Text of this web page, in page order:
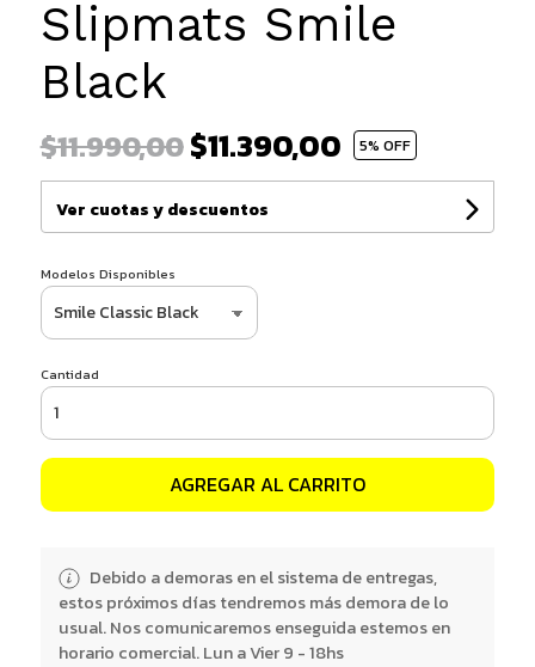
Slipmats Smile
Black
$11.990,00$11.390,00 5% OFF
Ver cuotas y descuentos
Modelos Disponibles
Cantidad
AGREGAR AL CARRITO
Debido a demoras en el sistema de entregas,
estos próximos días tendremos más demora de lo
usual. Nos comunicaremos enseguida estemos en
horario comercial. Lun a Vier 9 - 18hs